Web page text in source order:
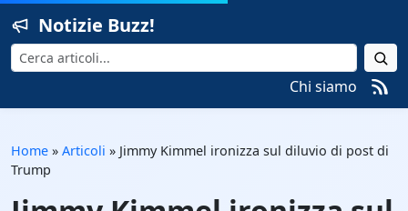
Notizie Buzz!
Cerca
Chi siamo
Home » Articoli » Jimmy Kimmel ironizza sul diluvio di post di
Trump